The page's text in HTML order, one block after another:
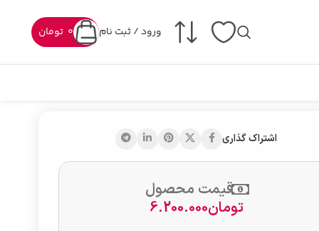
ورود / ثبت نام تومان 0
اشتراک گذاری
قیمت محصول
تومان6.200.000